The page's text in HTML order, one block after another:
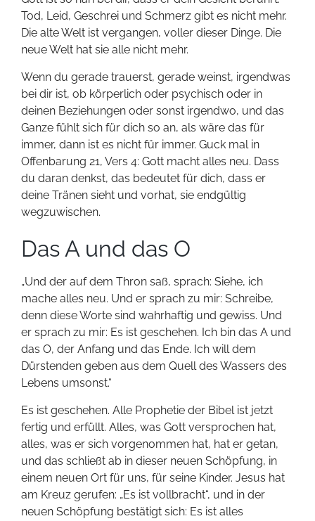
Tod, Leid, Geschrei und Schmerz gibt es nicht mehr.
Die alte Welt ist vergangen, voller dieser Dinge. Die
neue Welt hat sie alle nicht mehr.
Wenn du gerade trauerst, gerade weinst, irgendwas
bei dir ist, ob körperlich oder psychisch oder in
deinen Beziehungen oder sonst irgendwo, und das
Ganze fühlt sich für dich so an, als wäre das für
immer, dann ist es nicht für immer. Guck mal in
Offenbarung 21, Vers 4: Gott macht alles neu. Dass
du daran denkst, das bedeutet für dich, dass er
deine Tränen sieht und vorhat, sie endgültig
wegzuwischen.
Das A und das O
„Und der auf dem Thron saß, sprach: Siehe, ich
mache alles neu. Und er sprach zu mir: Schreibe,
denn diese Worte sind wahrhaftig und gewiss. Und
er sprach zu mir: Es ist geschehen. Ich bin das A und
das O, der Anfang und das Ende. Ich will dem
Dürstenden geben aus dem Quell des Wassers des
Lebens umsonst.“
Es ist geschehen. Alle Prophetie der Bibel ist jetzt
fertig und erfüllt. Alles, was Gott versprochen hat,
alles, was er sich vorgenommen hat, hat er getan,
und das schließt ab in dieser neuen Schöpfung, in
einem neuen Ort für uns, für seine Kinder. Jesus hat
am Kreuz gerufen: „Es ist vollbracht“, und in der
neuen Schöpfung bestätigt sich: Es ist alles